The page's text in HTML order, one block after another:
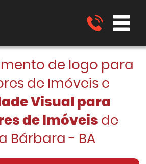
de logo para
de Imóveis e
Visual para
de Imóveis de
Bárbara - BA